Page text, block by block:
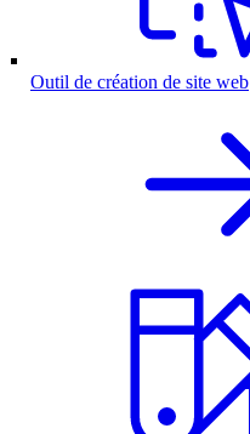
Outil de création de site web